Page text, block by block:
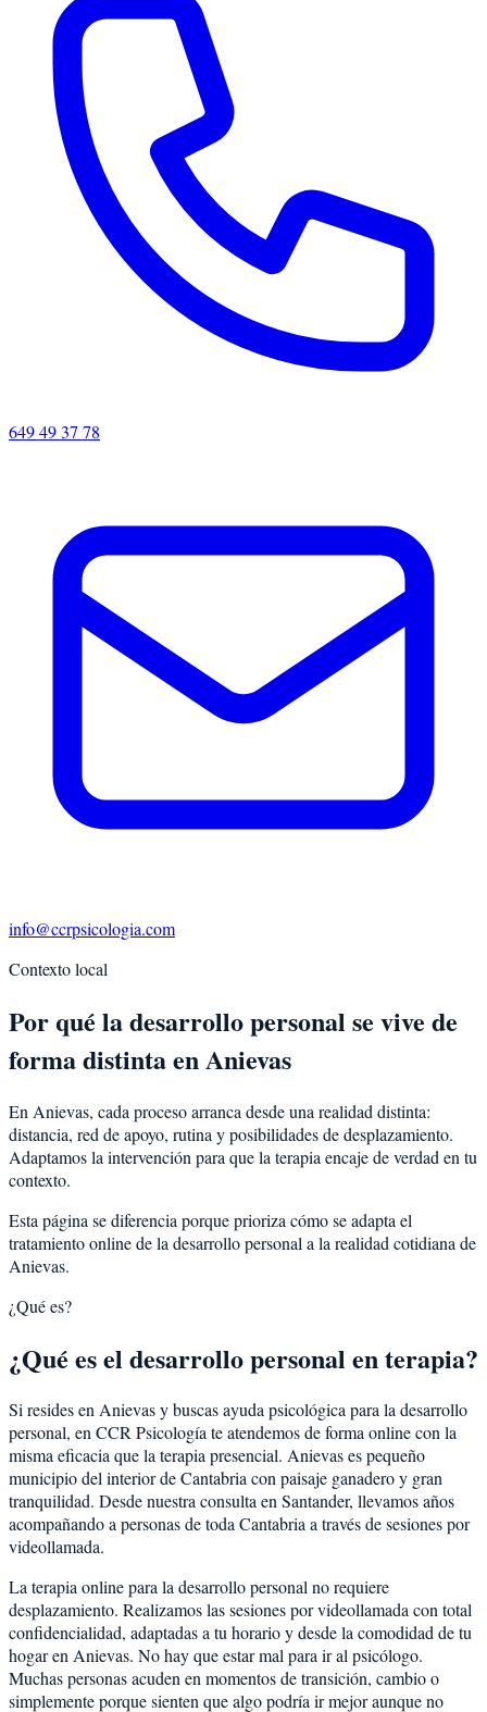
649 49 37 78
info@ccrpsicologia.com
Contexto local
Por qué la desarrollo personal se vive de
forma distinta en Anievas
En Anievas, cada proceso arranca desde una realidad distinta:
distancia, red de apoyo, rutina y posibilidades de desplazamiento.
Adaptamos la intervención para que la terapia encaje de verdad en tu
contexto.
Esta página se diferencia porque prioriza cómo se adapta el
tratamiento online de la desarrollo personal a la realidad cotidiana de
Anievas.
¿Qué es?
¿Qué es el desarrollo personal en terapia?
Si resides en Anievas y buscas ayuda psicológica para la desarrollo
personal, en CCR Psicología te atendemos de forma online con la
misma eficacia que la terapia presencial. Anievas es pequeño
municipio del interior de Cantabria con paisaje ganadero y gran
tranquilidad. Desde nuestra consulta en Santander, llevamos años
acompañando a personas de toda Cantabria a través de sesiones por
videollamada.
La terapia online para la desarrollo personal no requiere
desplazamiento. Realizamos las sesiones por videollamada con total
confidencialidad, adaptadas a tu horario y desde la comodidad de tu
hogar en Anievas. No hay que estar mal para ir al psicólogo.
Muchas personas acuden en momentos de transición, cambio o
simplemente porque sienten que algo podría ir mejor aunque no